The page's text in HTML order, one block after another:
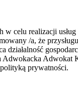
celu realizacji
/a, że
działalność
prywatności.